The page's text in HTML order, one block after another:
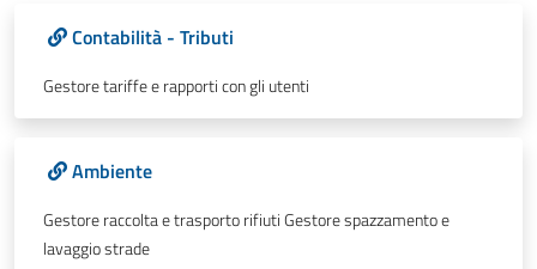
Contabilità - Tributi
Gestore tariffe e rapporti con gli utenti
Ambiente
Gestore raccolta e trasporto rifiuti Gestore spazzamento e
lavaggio strade